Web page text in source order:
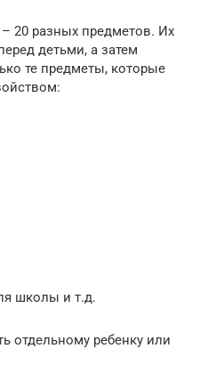
20 разных предметов. Их
детьми, а затем
те предметы, которые
школы и т.д.
отдельному ребенку или